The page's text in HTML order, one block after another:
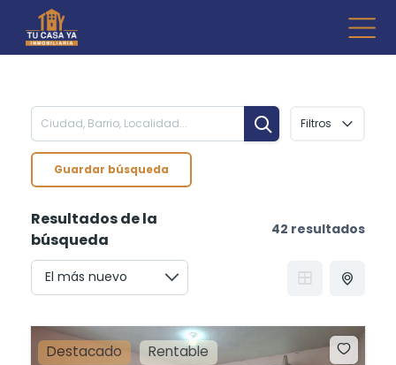
content
Filtros
Guardar búsqueda
Resultados de la
búsqueda
42 resultados
Destacado Rentable